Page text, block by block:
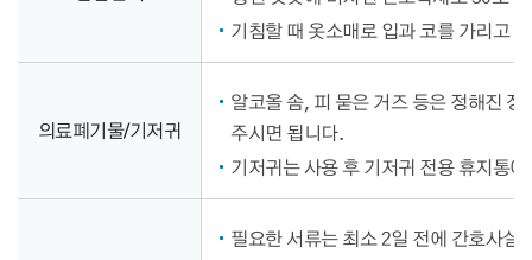
기침할 때 옷소매로 입과 코를 가리고
의료폐기물/기저귀
알코올 솜, 피 묻은 거즈 등은 정해진
주시면 됩니다.
기저귀는 사용 후 기저귀 전용 휴지통
필요한 서류는 최소 2일 전에 간호사